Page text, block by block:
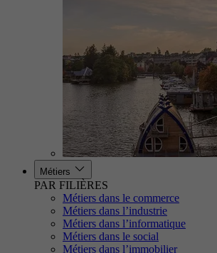
Métiers
PAR FILIÈRES
Métiers dans le commerce
Métiers dans l’industrie
Métiers dans l’informatique
Métiers dans le social
Métiers dans l’immobilier